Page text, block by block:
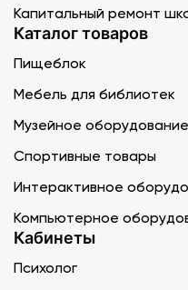
Капитальный ремонт
Каталог товаров
Пищеблок
Мебель для библиотек
Музейное оборудование
Спортивные товары
Интерактивное
Компьютерное
Кабинеты
Психолог